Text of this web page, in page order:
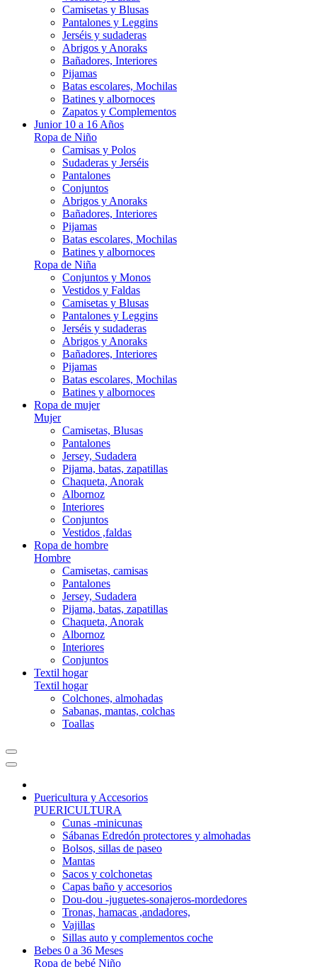
Camisetas y Blusas
Pantalones y Leggins
Jerséis y sudaderas
Abrigos y Anoraks
Bañadores, Interiores
Pijamas
Batas escolares, Mochilas
Batines y albornoces
Zapatos y Complementos
Junior 10 a 16 Años
Ropa de Niño
Camisas y Polos
Sudaderas y Jerséis
Pantalones
Conjuntos
Abrigos y Anoraks
Bañadores, Interiores
Pijamas
Batas escolares, Mochilas
Batines y albornoces
Ropa de Niña
Conjuntos y Monos
Vestidos y Faldas
Camisetas y Blusas
Pantalones y Leggins
Jerséis y sudaderas
Abrigos y Anoraks
Bañadores, Interiores
Pijamas
Batas escolares, Mochilas
Batines y albornoces
Ropa de mujer
Mujer
Camisetas, Blusas
Pantalones
Jersey, Sudadera
Pijama, batas, zapatillas
Chaqueta, Anorak
Albornoz
Interiores
Conjuntos
Vestidos ,faldas
Ropa de hombre
Hombre
Camisetas, camisas
Pantalones
Jersey, Sudadera
Pijama, batas, zapatillas
Chaqueta, Anorak
Albornoz
Interiores
Conjuntos
Textil hogar
Textil hogar
Colchones, almohadas
Sabanas, mantas, colchas
Toallas
Puericultura y Accesorios
PUERICULTURA
Cunas -minicunas
Sábanas Edredón protectores y almohadas
Bolsos, sillas de paseo
Mantas
Sacos y colchonetas
Capas baño y accesorios
Dou-dou -juguetes-sonajeros-mordedores
Tronas, hamacas ,andadores,
Vajillas
Sillas auto y complementos coche
Bebes 0 a 36 Meses
Ropa de bebé Niño